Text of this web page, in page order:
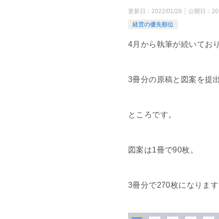
更新日： 2022/01/28 公開日：
経営の優先順位
4月から執筆が続いてお
3冊分の原稿と図案を提
ところです。
図案は1冊で90枚。
3冊分で270枚になります